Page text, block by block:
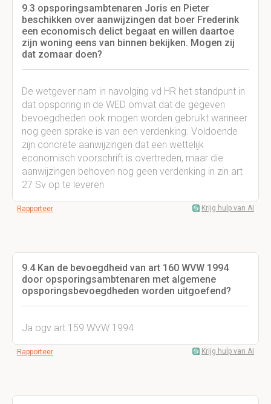
9.3 opsporingsambtenaren Joris en Pieter
beschikken over aanwijzingen dat boer Frederink
een economisch delict begaat en willen daartoe
zijn woning eens van binnen bekijken. Mogen zij
dat zomaar doen?
De wetgever nam in navolging vd HR het standpunt in
dat opsporing in de WED omvat dat de gegeven
bevoegdheden ook mogen worden gebruikt wanneer
nog geen sprake is van een verdenking. Voldoende
zijn concrete aanwijzingen dat een wettelijk
economisch voorschrift is overtreden, maar die
aanwijzingen behoven nog geen verdenking in zin art
27 Sv op te leveren
Rapporteer Krijg hulp van AI
9.4 Kan de bevoegdheid van art 160 WVW 1994
door opsporingsambtenaren met algemene
opsporingsbevoegdheden worden uitgoefend?
Ja ogv art 159 WVW 1994
Rapporteer Krijg hulp van AI